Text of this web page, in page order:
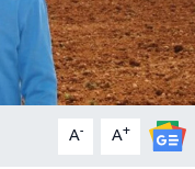
A- A+